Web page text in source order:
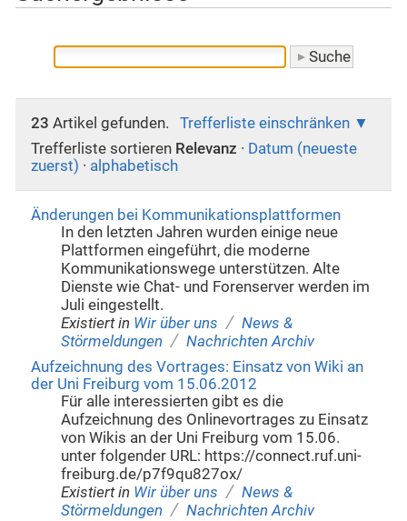
23 Artikel gefunden.
Trefferliste einschränken
Trefferliste sortieren Relevanz · Datum (neueste
zuerst) · alphabetisch
Änderungen bei Kommunikationsplattformen
In den letzten Jahren wurden einige neue
Plattformen eingeführt, die moderne
Kommunikationswege unterstützen. Alte
Dienste wie Chat- und Forenserver werden im
Juli eingestellt.
Existiert in Wir über uns / News &
Störmeldungen / Nachrichten Archiv
Aufzeichnung des Vortrages: Einsatz von Wiki an
der Uni Freiburg vom 15.06.2012
Für alle interessierten gibt es die
Aufzeichnung des Onlinevortrages zu Einsatz
von Wikis an der Uni Freiburg vom 15.06.
unter folgender URL: https://connect.ruf.uni-
freiburg.de/p7f9qu827ox/
Existiert in Wir über uns / News &
Störmeldungen / Nachrichten Archiv